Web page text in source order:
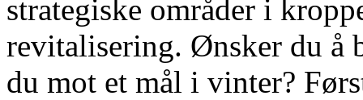
strategiske områder i
revitalisering. Ønsker du å
du mot et mål i vinter?